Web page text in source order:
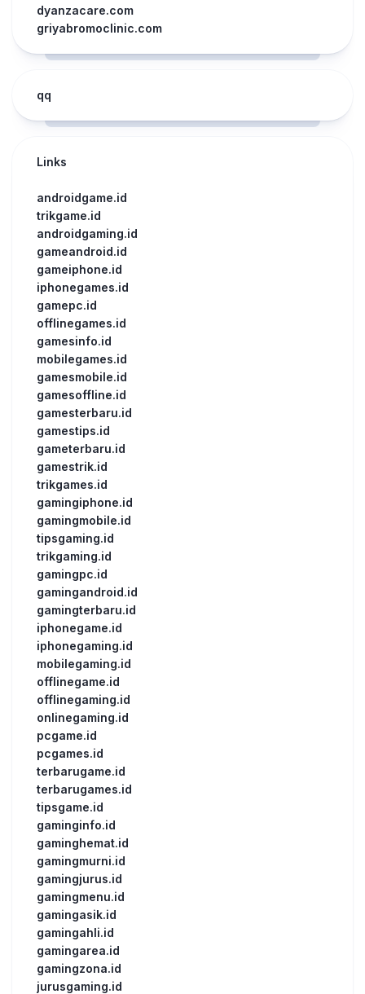
dyanzacare.com
griyabromoclinic.com
qq
Links
androidgame.id
trikgame.id
androidgaming.id
gameandroid.id
gameiphone.id
iphonegames.id
gamepc.id
offlinegames.id
gamesinfo.id
mobilegames.id
gamesmobile.id
gamesoffline.id
gamesterbaru.id
gamestips.id
gameterbaru.id
gamestrik.id
trikgames.id
gamingiphone.id
gamingmobile.id
tipsgaming.id
trikgaming.id
gamingpc.id
gamingandroid.id
gamingterbaru.id
iphonegame.id
iphonegaming.id
mobilegaming.id
offlinegame.id
offlinegaming.id
onlinegaming.id
pcgame.id
pcgames.id
terbarugame.id
terbarugames.id
tipsgame.id
gaminginfo.id
gaminghemat.id
gamingmurni.id
gamingjurus.id
gamingmenu.id
gamingasik.id
gamingahli.id
gamingarea.id
gamingzona.id
jurusgaming.id